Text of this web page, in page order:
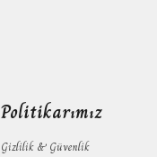
Politikarımız
Gizlilik & Güvenlik